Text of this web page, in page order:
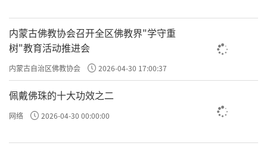
内蒙古佛教协会召开全区佛教界"学守重
树"教育活动推进会
内蒙古自治区佛教协会 2026-04-30 17:00:37
佩戴佛珠的十大功效之二
网络 2026-04-30 00:00:00